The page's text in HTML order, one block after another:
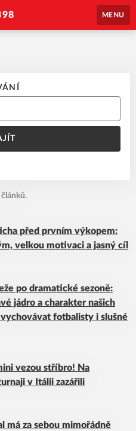
MENU
před prvním výkopem:
velkou motivaci a jasný cíl
po dramatické sezoně:
jádro a charakter našich
vychovávat fotbalisty i slušné
vezou stříbro! Na
v Itálii zazářili
má za sebou mimořádně